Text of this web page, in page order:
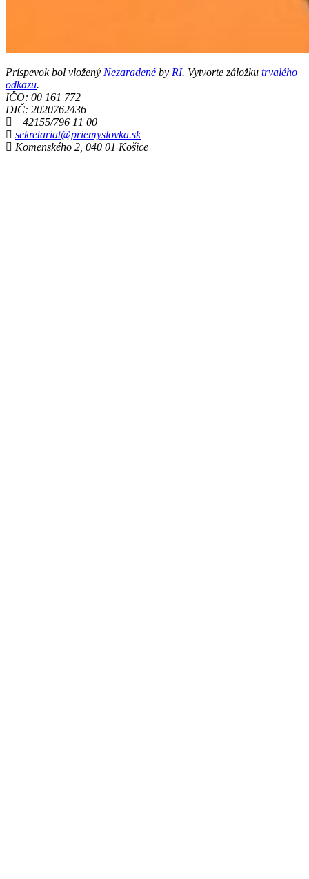
Príspevok bol vložený Nezaradenéby RI. Vytvorte záložku trvalého
odkazu.
IČO: 00 161 772
DIČ: 2020762436
+42155/796 11 00
sekretariat@priemyslovka.sk
Komenského 2, 040 01 Košice